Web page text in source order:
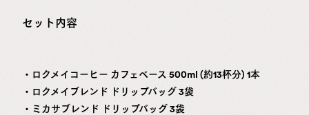
セット内容
・ロクメイコーヒー カフェベース 500ml (約13杯分) 1本
・ロクメイブレンド ドリップバッグ 3袋
・ミカサブレンド ドリップバッグ 3袋